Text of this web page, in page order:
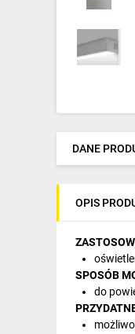
Pompy ciepła
Ogrzewanie
Napędy
Pneumatyka
Dom i ogród
DANE
OPIS
SPOSÓB
do